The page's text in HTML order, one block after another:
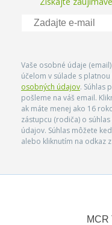
Vaše osobné údaje
účelom v súlade s
osobných údajov. Súhlas
pošleme na váš email.
ak máte menej ako 16
zástupcu (rodiča) o
údajov. Súhlas môžete
alebo kliknutím na odkaz
MCR